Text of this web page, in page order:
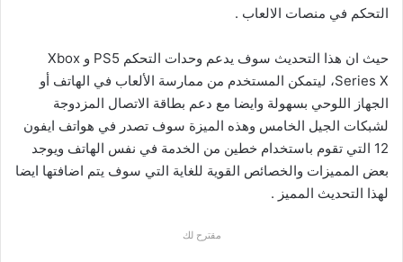
التحكم في منصات الالعاب .
حيث ان هذا التحديث سوف يدعم وحدات التحكم PS5 و Xbox
Series X، ليتمكن المستخدم من ممارسة الألعاب في الهاتف أو
الجهاز اللوحي بسهولة وايضا مع دعم بطاقة الاتصال المزدوجة
لشبكات الجيل الخامس وهذه الميزة سوف تصدر في هواتف ايفون
12 التي تقوم باستخدام خطين من الخدمة في نفس الهاتف ويوجد
بعض المميزات والخصائص القوية للغاية التي سوف يتم اضافتها ايضا
لهذا التحديث المميز .
مقترح لك